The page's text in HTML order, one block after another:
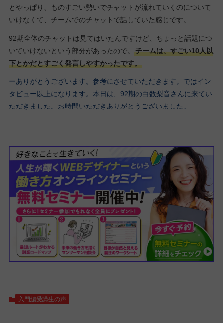
とやっぱり、ものすごい勢いでチャットが流れていくのについて
いけなくて、チームでのチャットで話していた感じです。
92期全体のチャットは見てはいたんですけど、ちょっと話題につ
いていけないという部分があったので。
チームは、すごい10人以
下とかだとすごく発言しやすかったです。
ーありがとうございます。参考にさせていただきます。ではイン
タビュー以上になります。本日は、92期の白数梨音さんに来てい
ただきました。お時間いただきありがとうございました。
入門編受講生の声